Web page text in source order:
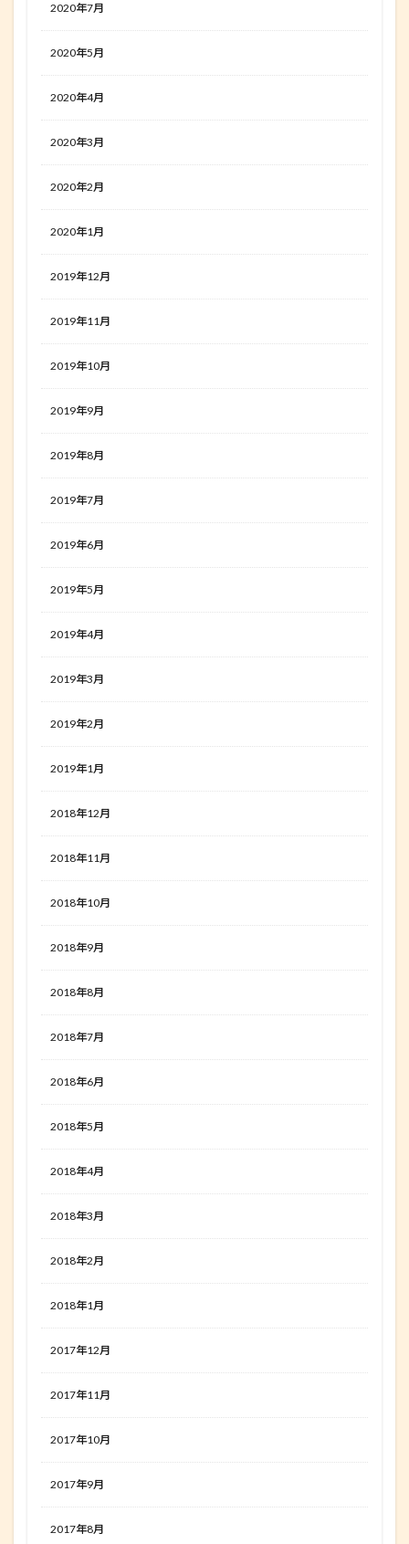
2020年7月
2020年5月
2020年4月
2020年3月
2020年2月
2020年1月
2019年12月
2019年11月
2019年10月
2019年9月
2019年8月
2019年7月
2019年6月
2019年5月
2019年4月
2019年3月
2019年2月
2019年1月
2018年12月
2018年11月
2018年10月
2018年9月
2018年8月
2018年7月
2018年6月
2018年5月
2018年4月
2018年3月
2018年2月
2018年1月
2017年12月
2017年11月
2017年10月
2017年9月
2017年8月